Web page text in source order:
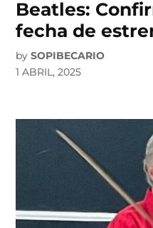
Beatles:
fecha de
by SOPIBECARIO
1 ABRIL, 2025